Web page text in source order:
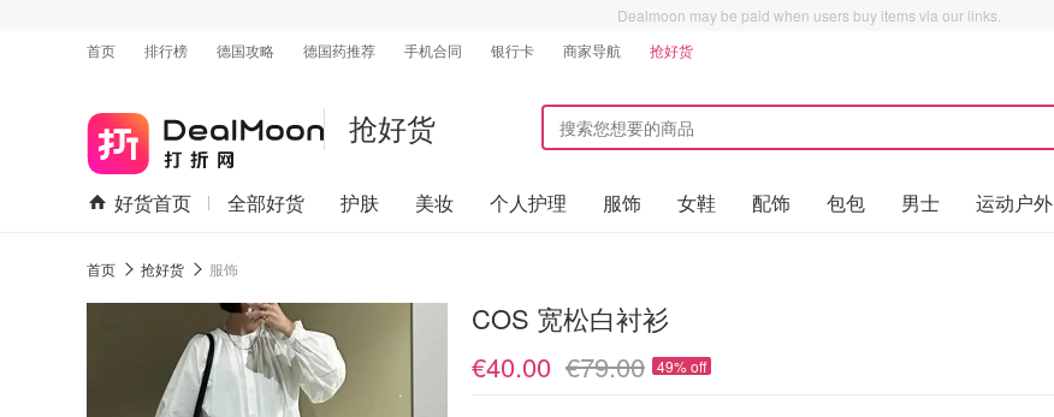
Dealmoon may be paid when users buy items via our links.
首页
排行榜 德国攻略 德国药推荐 手机合同 银行卡 商家导航 抢好货
抢好货
好货首页 全部好货 护肤 美妆 个人护理 服饰 女鞋 配饰 包包 男士 运动户外
首页 抢好货 服饰
COS 宽松白衬衫
€40.00 €79.00 49% off